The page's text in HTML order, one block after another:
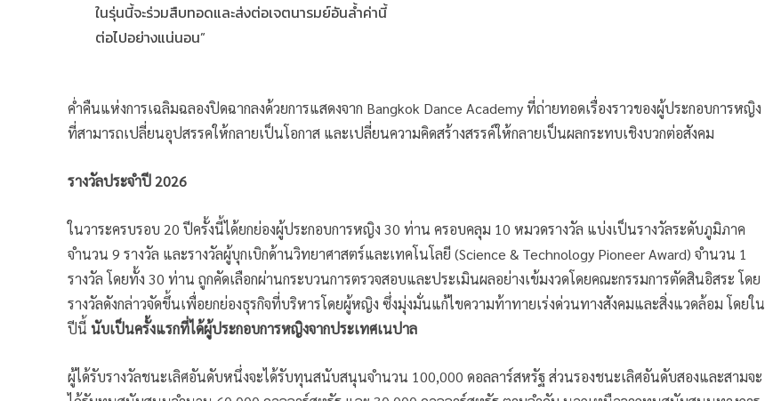
ในรุ่นนี้จะร่วมสืบทอดและส่งต่อเจตนารมย์อันล้ำค่านี้
ต่อไปอย่างแน่นอน”
ค่ำคืนแห่งการเฉลิมฉลองปิดฉากลงด้วยการแสดงจาก Bangkok Dance Academy ที่ถ่ายทอดเรื่องราวของผู้ประกอบการหญิง
ที่สามารถเปลี่ยนอุปสรรคให้กลายเป็นโอกาส และเปลี่ยนความคิดสร้างสรรค์ให้กลายเป็นผลกระทบเชิงบวกต่อสังคม
รางวัลประจำปี 2026
ในวาระครบรอบ 20 ปีครั้งนี้ได้ยกย่องผู้ประกอบการหญิง 30 ท่าน ครอบคลุม 10 หมวดรางวัล แบ่งเป็นรางวัลระดับภูมิภาค
จำนวน 9 รางวัล และรางวัลผู้บุกเบิกด้านวิทยาศาสตร์และเทคโนโลยี (Science & Technology Pioneer Award) จำนวน 1
รางวัล โดยทั้ง 30 ท่าน ถูกคัดเลือกผ่านกระบวนการตรวจสอบและประเมินผลอย่างเข้มงวดโดยคณะกรรมการตัดสินอิสระ โดย
รางวัลดังกล่าวจัดขึ้นเพื่อยกย่องธุรกิจที่บริหารโดยผู้หญิง ซึ่งมุ่งมั่นแก้ไขความท้าทายเร่งด่วนทางสังคมและสิ่งแวดล้อม โดยใน
ปีนี้ นับเป็นครั้งแรกที่ได้ผู้ประกอบการหญิงจากประเทศเนปาล
ผู้ได้รับรางวัลชนะเลิศอันดับหนึ่งจะได้รับทุนสนับสนุนจำนวน 100,000 ดอลลาร์สหรัฐ ส่วนรองชนะเลิศอันดับสองและสามจะ